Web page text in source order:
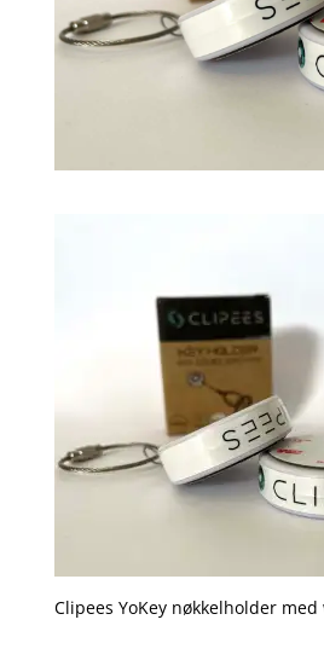
Clipees YoKey nøkkelholder